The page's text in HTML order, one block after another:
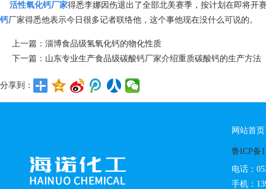
活性氧化钙厂家得悉李娜因伤退出了全部北美赛季，按计划在即将开
钙厂家得悉他表示今日很多记者联络他，这个事他现在没什么可说的。
上一篇： 淄博食品级氢氧化钙的物化性质
下一篇： 山东专业生产食品级碳酸钙厂家介绍重质碳酸钙的生产方法
分享到：
网站首页
鲁ICP备
电话：
手机：